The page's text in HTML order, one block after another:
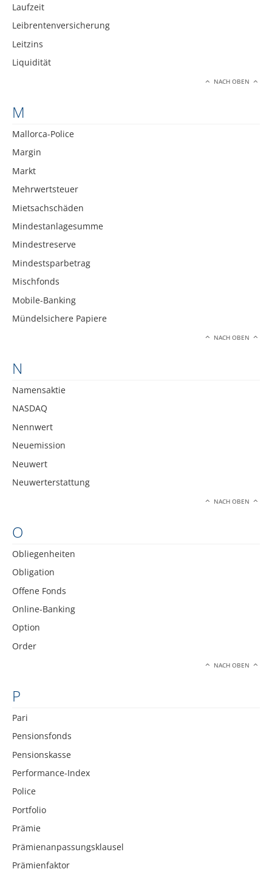
Laufzeit
Leibrentenversicherung
Leitzins
Liquidität
NACH OBEN
M
Mallorca-Police
Margin
Markt
Mehrwertsteuer
Mietsachschäden
Mindestanlagesumme
Mindestreserve
Mindestsparbetrag
Mischfonds
Mobile-Banking
Mündelsichere Papiere
NACH OBEN
N
Namensaktie
NASDAQ
Nennwert
Neuemission
Neuwert
Neuwerterstattung
NACH OBEN
O
Obliegenheiten
Obligation
Offene Fonds
Online-Banking
Option
Order
NACH OBEN
P
Pari
Pensionsfonds
Pensionskasse
Performance-Index
Police
Portfolio
Prämie
Prämienanpassungsklausel
Prämienfaktor